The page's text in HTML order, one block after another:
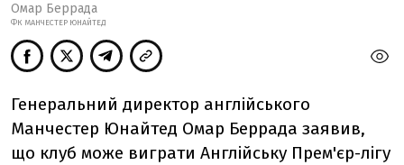
Омар Беррада
ФК МАНЧЕСТЕР ЮНАЙТЕД
Генеральний директор англійського
Манчестер Юнайтед Омар Беррада заявив,
що клуб може виграти Англійську Прем'єр-лігу